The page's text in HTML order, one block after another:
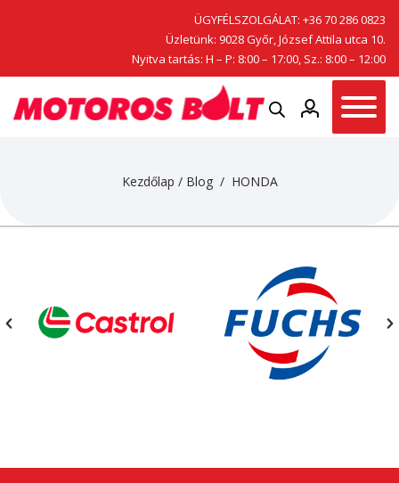
ÜGYFÉLSZOLGÁLAT: +36 70 286 0823
Üzletünk: 9028 Győr, József Attila utca 10.
Nyitva tartás: H – P: 8:00 – 17:00, Sz.: 8:00 – 12:00
Kezdőlap / Blog/ HONDA